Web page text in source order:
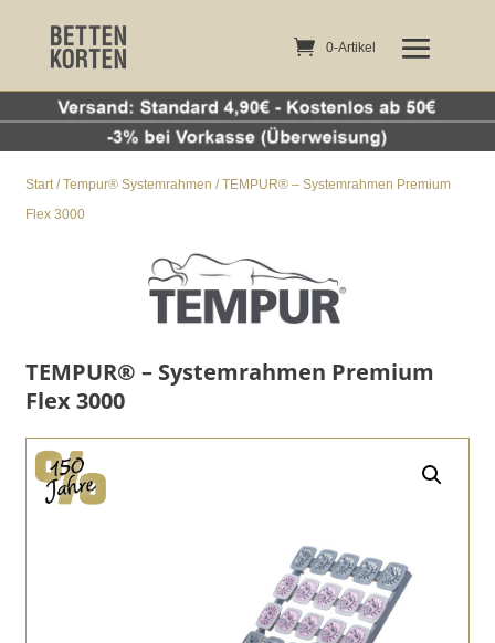
0-Artikel
Start/Tempur® Systemrahmen / TEMPUR® – Systemrahmen Premium
Flex 3000
TEMPUR® – Systemrahmen Premium
Flex 3000